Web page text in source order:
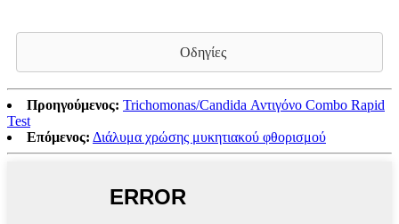
Οδηγίες
Προηγούμενος: Trichomonas/Candida Αντιγόνο Combo Rapid
Test
Επόμενος: Διάλυμα χρώσης μυκητιακού φθορισμού